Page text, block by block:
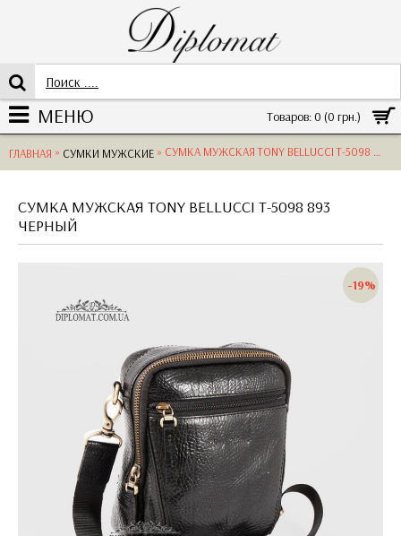
Товаров: 0 (0 грн.)
МЕНЮ
ГЛАВНАЯ » СУМКИ МУЖСКИЕ » СУМКА МУЖСКАЯ TONY BELLUCCI T-5098 НА ПЛЕЧО НЕБОЛЬШОГО РАЗМЕРА С ОТДЕЛЕНИЕМ НА МОЛНИИ893 BLACK
СУМКА МУЖСКАЯ TONY BELLUCCI T-5098 893
ЧЕРНЫЙ
-19%